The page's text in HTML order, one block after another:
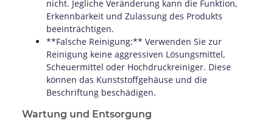
nicht. Jegliche Veränderung kann die Funktion,
Erkennbarkeit und Zulassung des Produkts
beeinträchtigen.
**Falsche Reinigung:** Verwenden Sie zur
Reinigung keine aggressiven Lösungsmittel,
Scheuermittel oder Hochdruckreiniger. Diese
können das Kunststoffgehäuse und die
Beschriftung beschädigen.
Wartung und Entsorgung